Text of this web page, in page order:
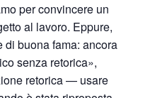
per convincere un
al lavoro. Eppure,
buona fama: ancora
senza retorica»,
retorica — usare